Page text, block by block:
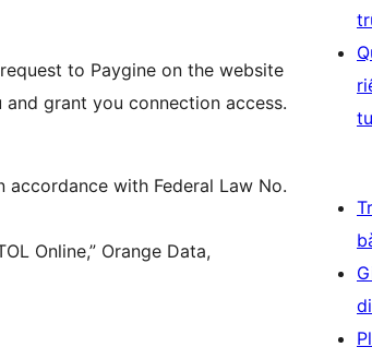
to Paygine on the website
grant you connection access.
with Federal Law No.
Online,” Orange Data,